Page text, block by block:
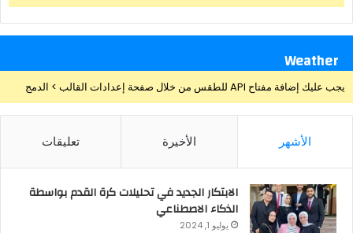
Weather
يجب عليك إضافة مفتاح API للطقس من خلال صفحة إعدادات القالب > الدمج
الأشهر الأخيرة تعليقات
الابتكار الجديد في تحليلات كرة القدم بواسطة
الذكاء الاصطناعي
يوليو 1, 2024